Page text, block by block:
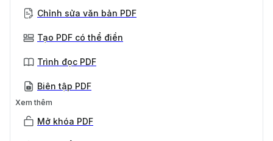
Chỉnh sửa văn bản PDF
Tạo PDF có thể điền
Trình đọc PDF
Biên tập PDF
Xem thêm
Mở khóa PDF